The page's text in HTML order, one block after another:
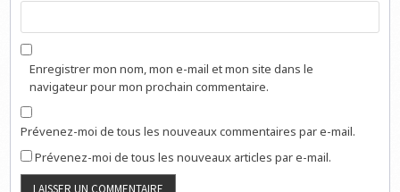
Enregistrer mon nom, mon e-mail et mon site dans le
navigateur pour mon prochain commentaire.
Prévenez-moi de tous les nouveaux commentaires par e-mail.
Prévenez-moi de tous les nouveaux articles par e-mail.